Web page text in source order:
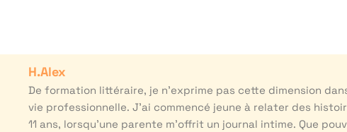
H.Alex
De formation littéraire, je n’exprime pas cette dimension
vie professionnelle. J’ai commencé jeune à relater des
11 ans, lorsqu’une parente m’offrit un journal intime. Que